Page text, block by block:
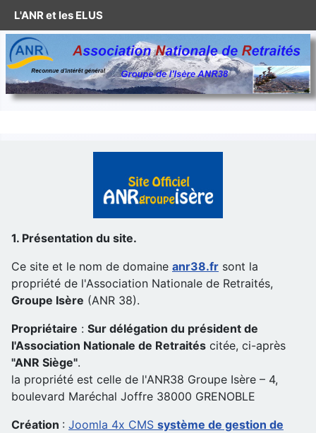
1. Présentation du site.
Ce site et le nom de domaine anr38.fr sont la
propriété de l'Association Nationale de Retraités,
Groupe Isère (ANR 38).
Propriétaire : Sur délégation du président de
l'Association Nationale de Retraités citée, ci-après
"ANR Siège".
la propriété est celle de l'ANR38 Groupe Isère – 4,
boulevard Maréchal Joffre 38000 GRENOBLE
Création : Joomla 4x CMS système de gestion de
L'ANR et les ELUS